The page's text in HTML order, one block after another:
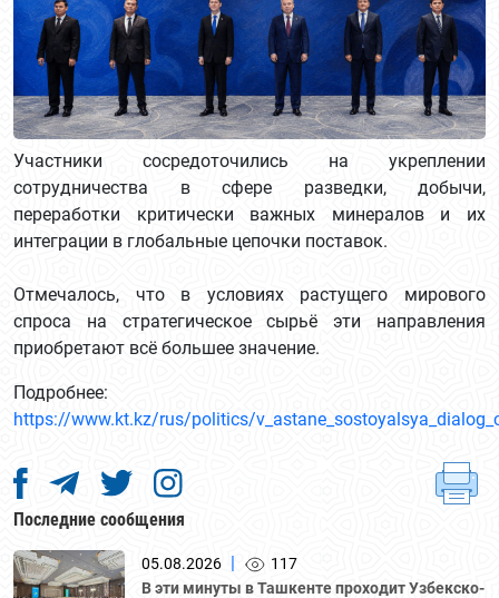
Участники сосредоточились на укреплении
сотрудничества в сфере разведки, добычи,
переработки критически важных минералов и их
интеграции в глобальные цепочки поставок.
Отмечалось, что в условиях растущего мирового
спроса на стратегическое сырьё эти направления
приобретают всё большее значение.
Подробнее:
https://www.kt.kz/rus/politics/
Последние сообщения
05.08.2026 |
117
В эти минуты в Ташкенте проходит Узбекско-